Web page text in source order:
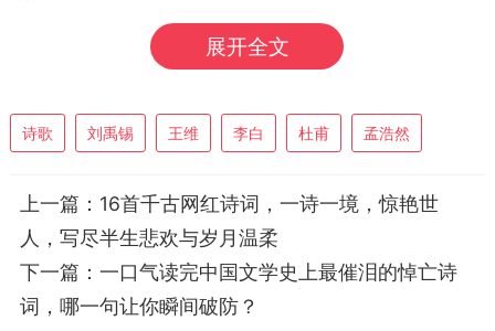
5. 衣带渐宽终不悔，为伊消得人憔悴。——柳
6. 问君能有几多愁？恰似一江春水向东流。
——李煜《虞美人·春花秋月何时了》
7. 夕阳无限好，只是近黄昏。——李商隐《登
乐游原》
8. 春蚕到死丝方尽，蜡炬成灰泪始干。——李
商隐《无题·相见时难别亦难》
展开全文
诗歌 刘禹锡 王维 李白 杜甫 孟浩然
上一篇： 16首千古网红诗词，一诗一境，惊艳世
人，写尽半生悲欢与岁月温柔
下一篇： 一口气读完中国文学史上最催泪的悼亡诗
词，哪一句让你瞬间破防？